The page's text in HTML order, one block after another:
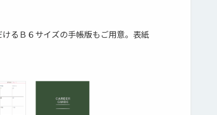
るＢ６サイズの手帳版もご用意。表紙